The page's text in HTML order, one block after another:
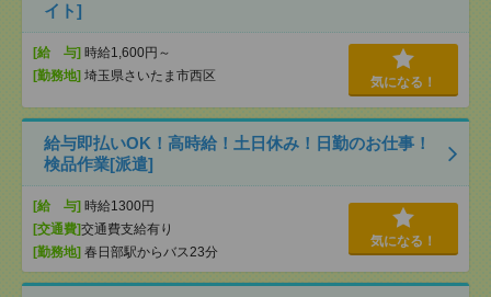
イト]
[給 与] 時給1,600円～
[勤務地] 埼玉県さいたま市西区 気になる！
給与即払いOK！高時給！土日休み！日勤のお仕事！
検品作業[派遣]
[給 与] 時給1300円
[交通費]交通費支給有り
[勤務地] 春日部駅からバス23分
気になる！